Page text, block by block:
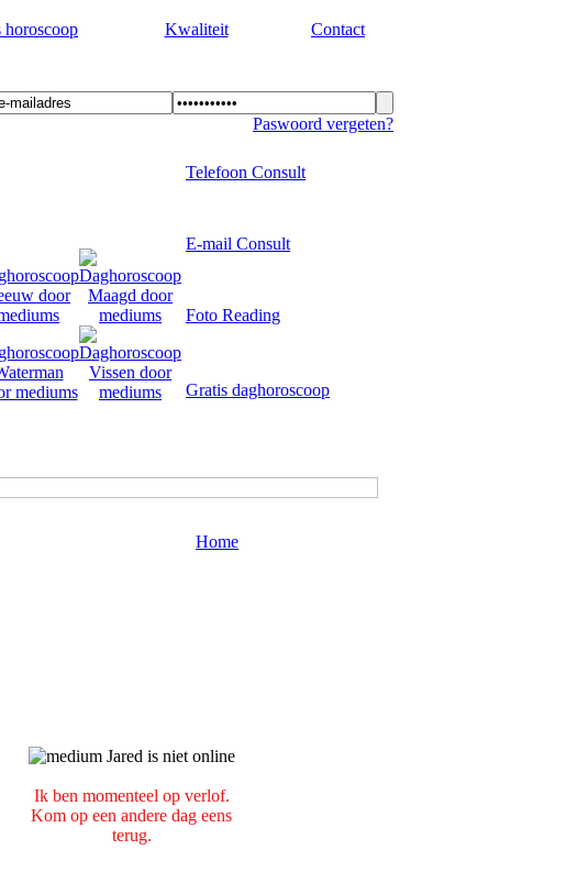
horoscoop Kwaliteit Contact
Paswoord vergeten?
Telefoon Consult
E-mail Consult
Foto Reading
Gratis daghoroscoop
Home
Ik ben momenteel op verlof.
Kom op een andere dag eens
terug.